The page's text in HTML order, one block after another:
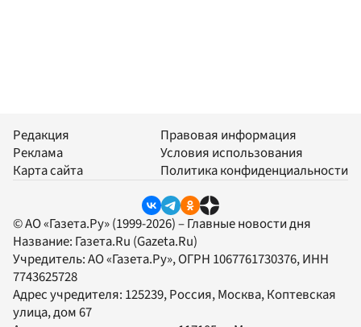
Редакция
Реклама
Карта сайта
Правовая информация
Условия использования
Политика конфиденциальности
© АО «Газета.Ру» (1999-2026) – Главные новости дня
Название: Газета.Ru (Gazeta.Ru)
Учредитель:АО «Газета.Ру», ОГРН 1067761730376, ИНН
7743625728
Адрес учредителя: 125239, Россия, Москва, Коптевская
улица, дом 67